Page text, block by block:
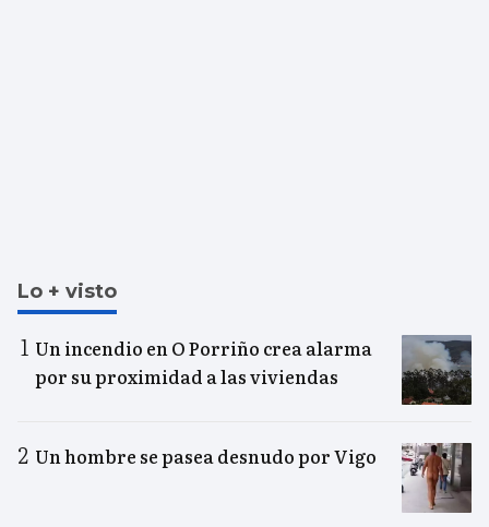
Lo + visto
Un incendio en O Porriño crea alarma
por su proximidad a las viviendas
Un hombre se pasea desnudo por Vigo